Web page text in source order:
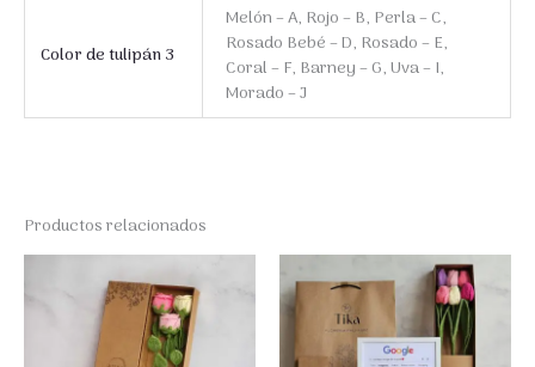
Color de tulipán 3
Melón – A, Rojo – B, Perla – C,
Rosado Bebé – D, Rosado – E,
Coral – F, Barney – G, Uva – I,
Morado – J
Productos relacionados